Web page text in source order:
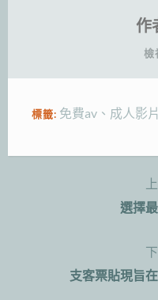
作
檢
標籤: 免費av、 成人影片
選擇
支客票貼現旨